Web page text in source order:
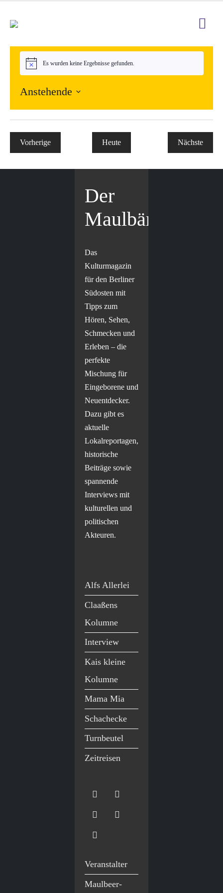
HinweisEs wurden keine Ergebnisse gefunden.
Anstehende
wählen.
Vorherige
Veranstaltungen
Heute
Nächste
Der
Maulbär
Das
Kulturmagazin
für den Berliner
Südosten mit
Tipps zum
Hören, Sehen,
Schmecken und
Erleben – die
perfekte
Mischung für
Eingeborene und
Neuentdecker.
Dazu gibt es
aktuelle
Lokalreportagen,
historische
Beiträge sowie
spannende
Interviews mit
kulturellen und
politischen
Akteuren.
Alfs Allerlei
Claaßens
Kolumne
Interview
Kais kleine
Kolumne
Mama Mia
Schachecke
Turnbeutel
Zeitreisen
Veranstalter
Maulbeer-